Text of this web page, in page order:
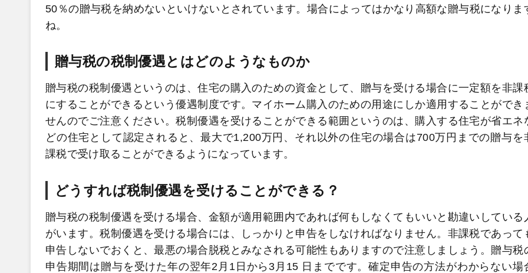
50％の贈与税を納めないといけないとされています。場合によってはかなり高額な贈与税になりま
ね。
贈与税の税制優遇とはどのようなものか
贈与税の税制優遇というのは、住宅の購入のための資金として、贈与を受ける場合に一定額を非課
にすることができるという優遇制度です。マイホーム購入のための用途にしか適用することができ
せんのでご注意ください。税制優遇を受けることができる範囲というのは、購入する住宅が省エネ
どの住宅として認定されると、最大で1,200万円、それ以外の住宅の場合は700万円までの贈与を
課税で受け取ることができるようになっています。
どうすれば税制優遇を受けることができる？
贈与税の税制優遇を受ける場合、金額が適用範囲内であれば何もしなくてもいいと勘違いしている
がいます。税制優遇を受ける場合には、しっかりと申告をしなければなりません。非課税であって
申告しないでおくと、最悪の場合脱税とみなされる可能性もありますので注意しましょう。贈与税
申告期間は贈与を受けた年の翌年2月1日から3月15 日までです。確定申告の方法がわからない場